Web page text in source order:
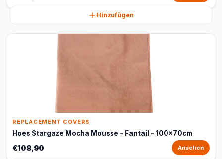
Hinzufügen
REPLACEMENT COVERS
Hoes Stargaze Mocha Mousse – Fantail - 100x70cm
€108,90 Ansehen